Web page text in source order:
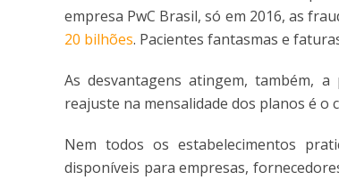
empresa PwC Brasil, só em 2016, as
20 bilhões. Pacientes fantasmas e
As desvantagens atingem, também,
reajuste na mensalidade dos planos é o
Nem todos os estabelecimentos
disponíveis para empresas,